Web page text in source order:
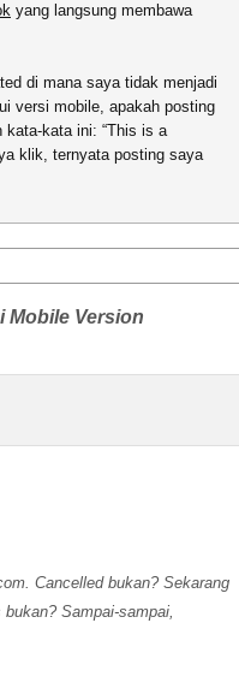
yang langsung membawa
di mana saya tidak menjadi
versi mobile, apakah posting
kata-kata ini: “This is a
klik, ternyata posting saya
Mobile Version
Cancelled bukan? Sekarang
Sampai-sampai,